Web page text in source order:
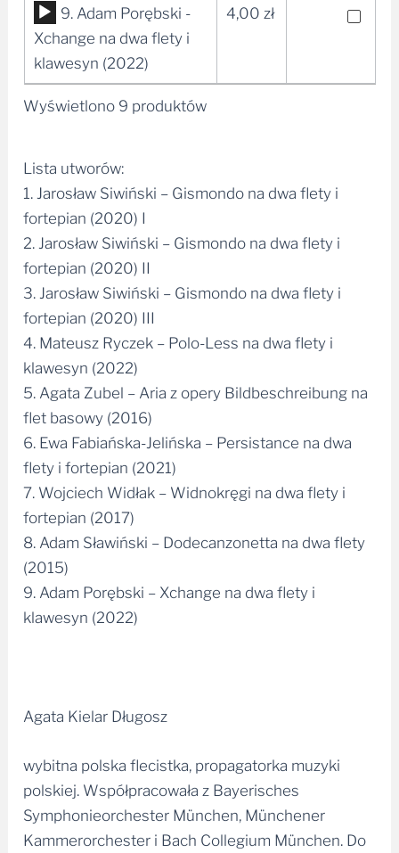
Odtwarzacz
plików
dźwiękowych
9. Adam Porębski -
Xchange na dwa flety i
klawesyn (2022)
4,00 zł
Wyświetlono 9 produktów
Lista utworów:
1. Jarosław Siwiński – Gismondo na dwa flety i
fortepian (2020) I
2. Jarosław Siwiński – Gismondo na dwa flety i
fortepian (2020) II
3. Jarosław Siwiński – Gismondo na dwa flety i
fortepian (2020) III
4. Mateusz Ryczek – Polo-Less na dwa flety i
klawesyn (2022)
5. Agata Zubel – Aria z opery Bildbeschreibung na
flet basowy (2016)
6. Ewa Fabiańska-Jelińska – Persistance na dwa
flety i fortepian (2021)
7. Wojciech Widłak – Widnokręgi na dwa flety i
fortepian (2017)
8. Adam Sławiński – Dodecanzonetta na dwa flety
(2015)
9. Adam Porębski – Xchange na dwa flety i
klawesyn (2022)
Agata Kielar Długosz
wybitna polska flecistka, propagatorka muzyki
polskiej. Współpracowała z Bayerisches
Symphonieorchester München, Münchener
Kammerorchester i Bach Collegium München. Do